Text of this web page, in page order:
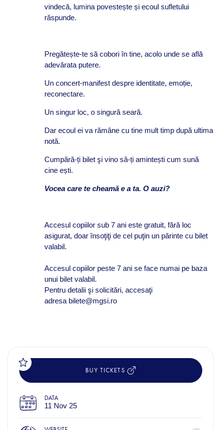
vindecă, lumina povestește și ecoul sufletului
răspunde.
Pregătește-te să cobori în tine, acolo unde se află
adevărata putere.
Un concert-manifest despre identitate, emoție,
reconectare.
Un singur loc, o singură seară.
Dar ecoul ei va rămâne cu tine mult timp după ultima
notă.
Cumpără-ți bilet şi vino să-ți amintești cum sună
cine ești.
Vocea care te cheamă e a ta. O auzi?
Accesul copiilor sub 7 ani este gratuit, fără loc
asigurat, doar însoţiţi de cel puţin un părinte cu bilet
valabil.
Accesul copiilor peste 7 ani se face numai pe baza
unui bilet valabil.
Pentru detalii şi solicitări, accesaţi
adresa bilete@mgsi.ro
BUY TICKETS
DATA
11 Nov 25